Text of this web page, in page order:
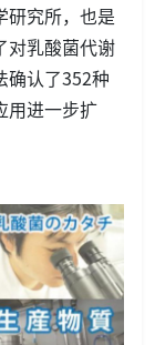
研究所，也是
对乳酸菌代谢
确认了352种
用进一步扩